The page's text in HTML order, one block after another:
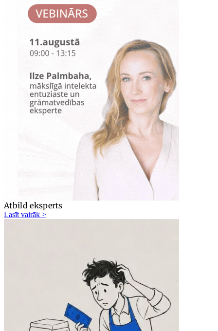
Atbild eksperts
Lasīt vairāk >